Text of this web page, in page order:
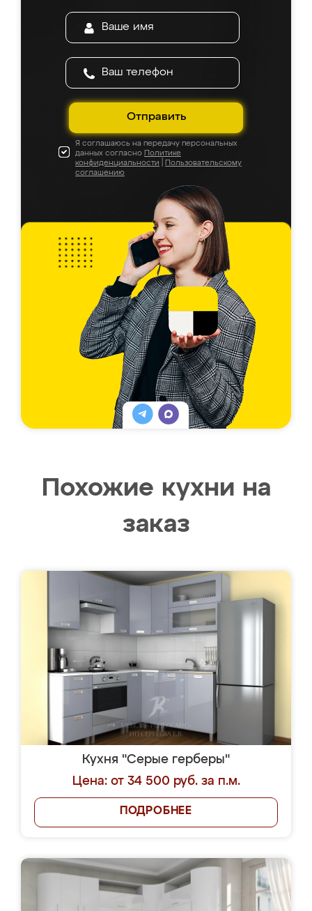
Отправить
Я соглашаюсь на передачу персональных
данных согласно Политике
конфиденциальности
Пользовательскому
соглашению
Похожие кухни на
заказ
Кухня "Серые герберы"
Цена: от 34 500 руб. за п.м.
ПОДРОБНЕЕ